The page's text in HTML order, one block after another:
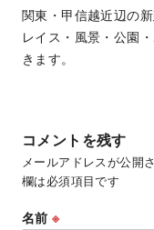
関東・甲信越近辺の
レイス・風景・公園
きます。
コメントを残す
メールアドレスが公開
欄は必須項目です
名前※